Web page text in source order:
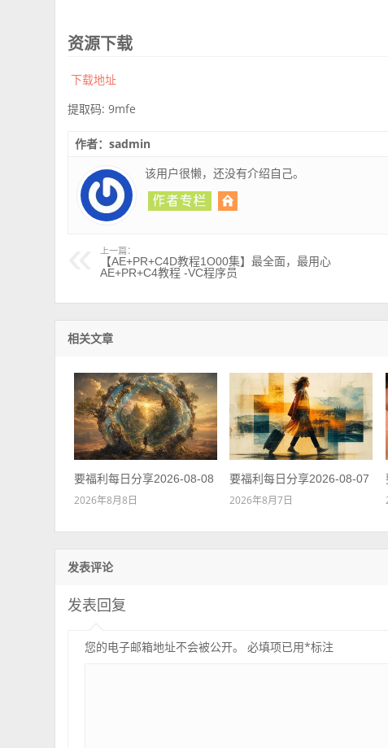
资源下载
下载地址
提取码: 9mfe
作者：sadmin
该用户很懒，还没有介绍自己。
上一篇：
【AE+PR+C4D教程1O00集】最全面，最用心
AE+PR+C4教程 -VC程序员
相关文章
要福利每日分享2026-08-08
2026年8月8日
要福利每日分享2026-08-07
2026年8月7日
发表评论
发表回复
您的电子邮箱地址不会被公开。 必填项已用*标注